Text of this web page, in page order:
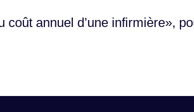
coût annuel d’une infirmière»,